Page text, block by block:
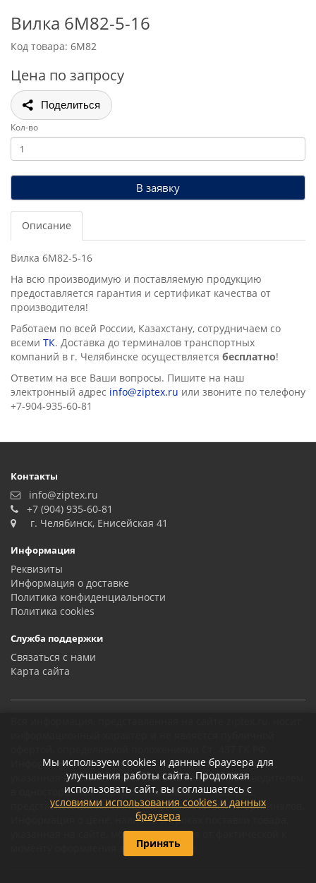
Вилка 6М82-5-16
Код товара: 6М82
Цена по запросу
Поделиться
Кол-во
В заявку
Описание
Вилка 6М82-5-16
На всю производимую и поставляемую продукцию
предоставляется гарантия и сертификат качества от
производителя!
Работаем по всей России, Казахстану, сотрудничаем со
всеми ТК. Доставка до терминалов транспортных
компаний в г. Челябинске осущеcтвляется бесплатно!
Ответим на все Ваши вопросы. Пишите на наш
электронный адрес info@ziptex.ru или звоните по телефону
+7-904-935-60-81
Мы используем cookies и данные браузера для
улучшения работы сайта. Продолжая
использовать сайт, вы соглашаетесь с
условиями использования cookies и данных
браузера
Принять
Контакты
info@ziptex.ru
+7 (904) 935-60-81
г. Челябинск, Енисейская 41
Информация
Реквизиты
Информация о доставке
Политика конфиденциальности
Политика сookies
Служба поддержки
Связаться с нами
Карта сайта
Информация о технических характеристиках товаров,
указанная на сайте, может быть изменена производителем
в одностороннем порядке. Изображения товаров,
представленных на сайте, могут отличаться от оригиналов.
Информация о цене, наличии и сроках поставки товара,
указанная на сайте, может отличаться от фактической к
моменту оформления заказа на товар.